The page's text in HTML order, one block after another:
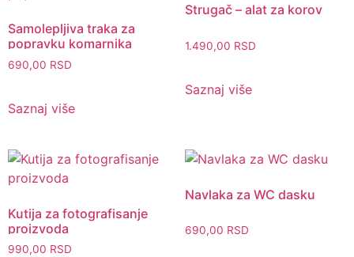
Samolepljiva traka za
popravku komarnika
690,00 RSD
Saznaj više
Strugač – alat za korov
1.490,00 RSD
Saznaj više
Kutija za fotografisanje
proizvoda
990,00 RSD
Navlaka za WC dasku
690,00 RSD